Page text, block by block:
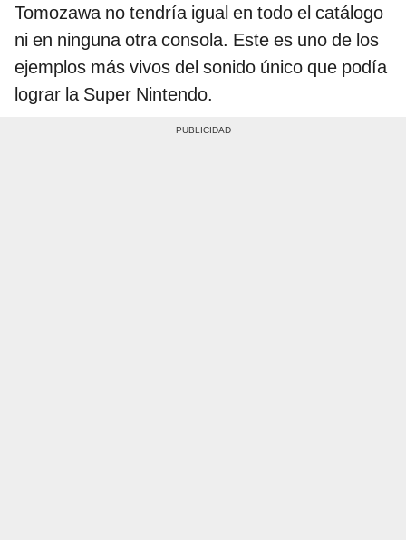
Tomozawa no tendría igual en todo el catálogo
ni en ninguna otra consola. Este es uno de los
ejemplos más vivos del sonido único que podía
lograr la Super Nintendo.